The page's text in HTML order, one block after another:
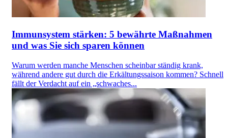
Immunsystem stärken: 5 bewährte Maßnahmen
und was Sie sich sparen können
Warum werden manche Menschen scheinbar ständig krank,
während andere gut durch die Erkältungssaison kommen? Schnell
fällt der Verdacht auf ein „schwaches...